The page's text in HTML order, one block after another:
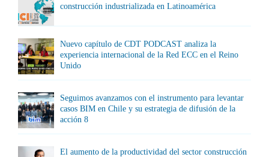
construcción industrializada en Latinoamérica
Nuevo capítulo de CDT PODCAST analiza la
experiencia internacional de la Red ECC en el Reino
Unido
Seguimos avanzamos con el instrumento para levantar
casos BIM en Chile y su estrategia de difusión de la
acción 8
El aumento de la productividad del sector construcción